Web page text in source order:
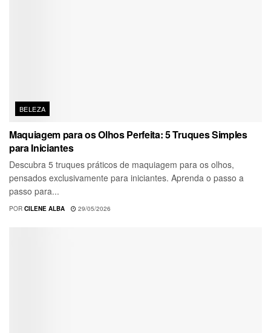
BELEZA
Maquiagem para os Olhos Perfeita: 5 Truques Simples
para Iniciantes
Descubra 5 truques práticos de maquiagem para os olhos,
pensados exclusivamente para iniciantes. Aprenda o passo a
passo para...
POR CILENE ALBA 29/05/2026